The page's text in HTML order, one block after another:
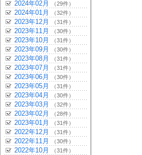
2024年02月 （29件）
2024年01月 （32件）
2023年12月 （31件）
2023年11月 （30件）
2023年10月 （31件）
2023年09月 （30件）
2023年08月 （31件）
2023年07月 （31件）
2023年06月 （30件）
2023年05月 （31件）
2023年04月 （30件）
2023年03月 （32件）
2023年02月 （28件）
2023年01月 （31件）
2022年12月 （31件）
2022年11月 （30件）
2022年10月 （31件）